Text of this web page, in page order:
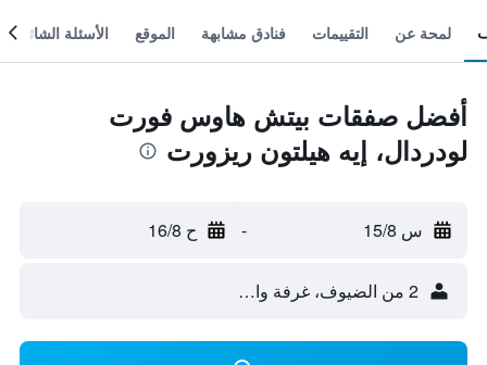
لمحة عن التقييمات فنادق مشابهة الموقع الأسئلة الشائعة
أفضل صفقات بيتش هاوس فورت
لودردال، إيه هيلتون ريزورت
س 15/8 - ح 16/8
2 من الضيوف، غرفة واحدة